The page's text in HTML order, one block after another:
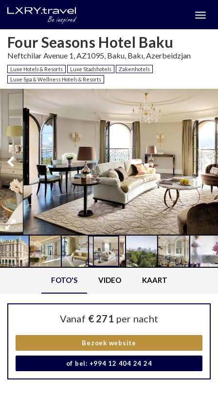
Four Seasons Hotel Baku
Neftchilar Avenue 1, AZ1095, Baku, Bakı, Azerbeidzjan
Luxe Hotels & Resorts Luxe Stadshotels
Zakenhotels
Luxe Spa & Wellness Hotels & Resorts
FOTO'S VIDEO KAART
Vanaf € 271 per nacht
Bezoek website
of bel: +994 12 404 24 24